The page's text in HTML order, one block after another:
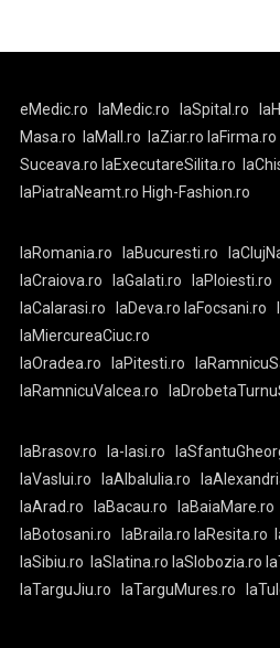
eMedic.ro laMedic.ro laSpital.ro
Masa.ro
laMall.ro laZiar.ro laFirma.ro
Suceava.ro laExecutareSilita.ro
laPiatraNeamt.ro High-Fashion.ro
laRomania.ro laBucuresti.ro
laCraiova.ro
laGalati.ro laPloiesti.ro
laCalarasi.ro
laDeva.ro laFocsani.ro
laMiercureaCiuc.ro
laOradea.ro
laPitesti.ro
laRamnicuValcea.ro
laBrasov.ro la-Iasi.ro
laVaslui.ro
laAlbaIulia.ro
laArad.ro
laBacau.ro laBaiaMare.ro
laBotosani.ro
laBraila.ro laResita.ro
laSibiu.ro
laSlatina.ro laSlobozia.ro
laTarguJiu.ro
laTarguMures.ro